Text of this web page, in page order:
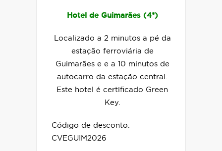
Hotel de Guimarães (4*)
Localizado a 2 minutos a pé da
estação ferroviária de
Guimarães e e a 10 minutos de
autocarro da estação central.
Este hotel é certificado Green
Key.
Código de desconto:
CVEGUIM2026